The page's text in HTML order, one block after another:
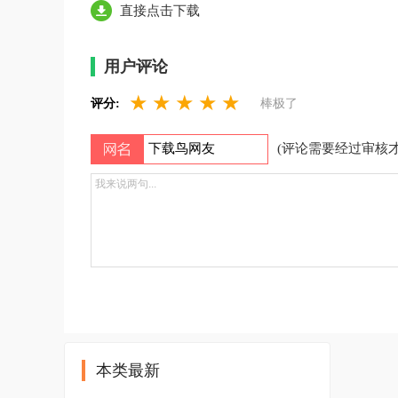
直接点击下载
用户评论
评分: ★ ★ ★ ★ ★ 棒极了
(评论需要经过审核
本类最新